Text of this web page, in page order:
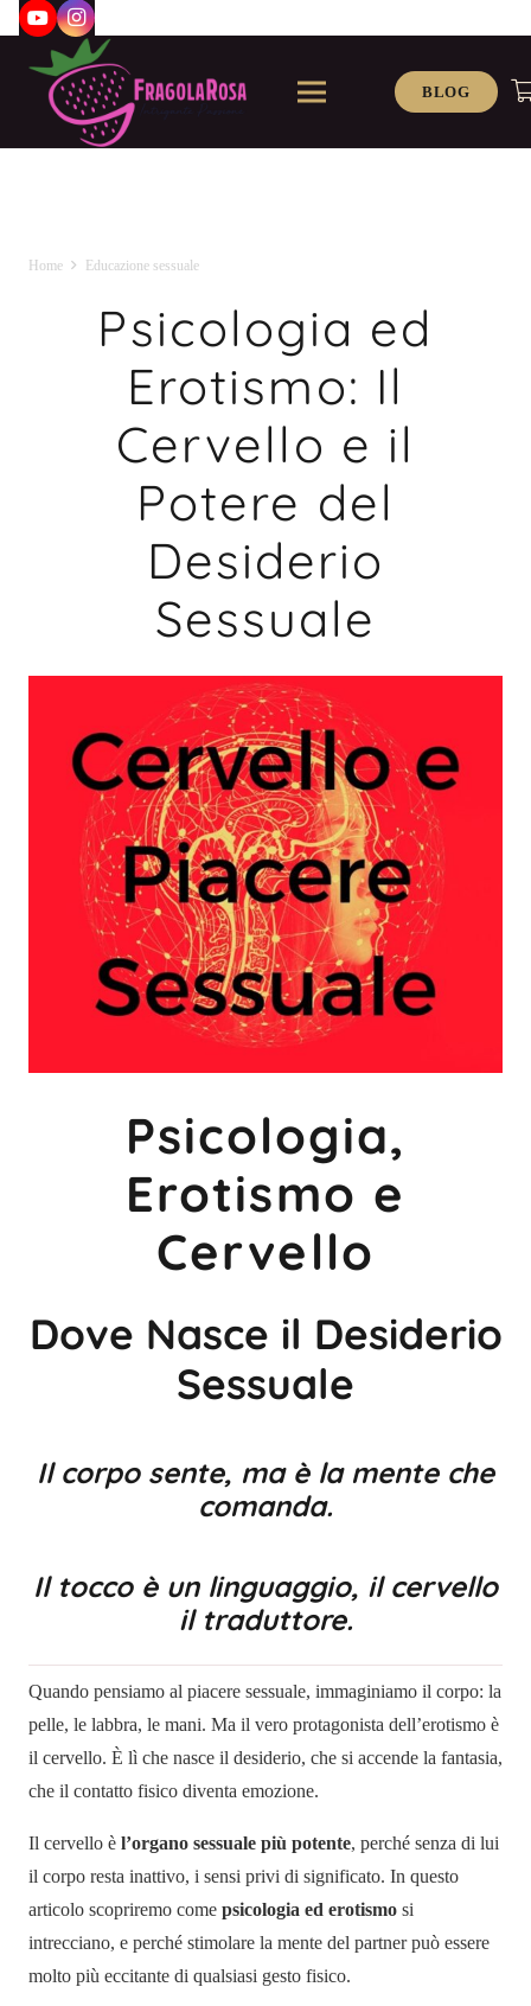
BLOG
Home Educazione sessuale
Psicologia ed
Erotismo: Il
Cervello e il
Potere del
Desiderio
Sessuale
Psicologia,
Erotismo e
Cervello
Dove Nasce il Desiderio
Sessuale
Il corpo sente, ma è la mente che
comanda.
Il tocco è un linguaggio, il cervello
il traduttore.
Quando pensiamo al piacere sessuale, immaginiamo il corpo: la
pelle, le labbra, le mani. Ma il vero protagonista dell’erotismo è
il cervello. È lì che nasce il desiderio, che si accende la fantasia,
che il contatto fisico diventa emozione.
Il cervello è l’organo sessuale più potente, perché senza di lui
il corpo resta inattivo, i sensi privi di significato. In questo
articolo scopriremo come psicologia ed erotismo si
intrecciano, e perché stimolare la mente del partner può essere
molto più eccitante di qualsiasi gesto fisico.